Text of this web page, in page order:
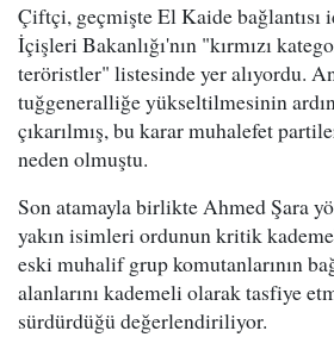
Çiftçi, geçmişte El Kaide bağlantısı
İçişleri Bakanlığı'nın "kırmızı
teröristler" listesinde yer alıyordu.
tuğgeneralliğe yükseltilmesinin
çıkarılmış, bu karar muhalefet
neden olmuştu.
Son atamayla birlikte Ahmed Şara
yakın isimleri ordunun kritik
eski muhalif grup komutanlarının
alanlarını kademeli olarak tasfiye
sürdürdüğü değerlendiriliyor.